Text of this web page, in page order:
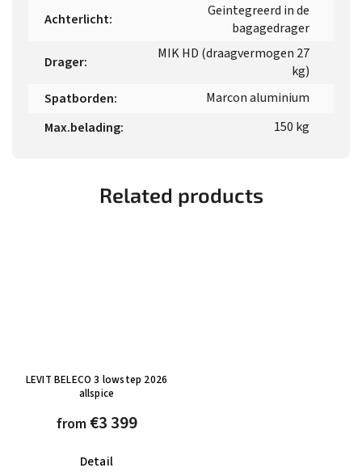
Achterlicht:
Geintegreerd in de
bagagedrager
Drager:
MIK HD (draagvermogen 27
kg)
Spatborden:
Marcon aluminium
Max.belading: 150 kg
Related products
LEVIT BELECO 3 lowstep 2026
allspice
from€3 399
Detail